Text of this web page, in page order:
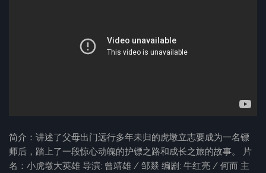
简介：讲述了父母出门远行多年未归的虎墩立志要成为一名镖
师后，踏上了一段惊心动魄的护镖之路和成长之旅的故事。 片
名：小虎墩大英雄 导演: 曾靖雄 / 邹燚 编剧: 牛红亮 / 何而 主